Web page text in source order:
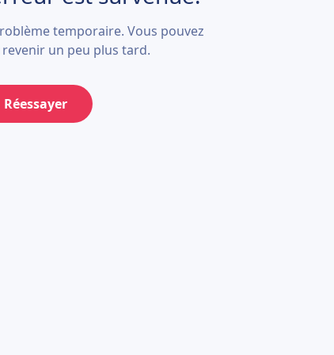
temporaire. Vous pouvez
revenir un peu plus tard.
Réessayer